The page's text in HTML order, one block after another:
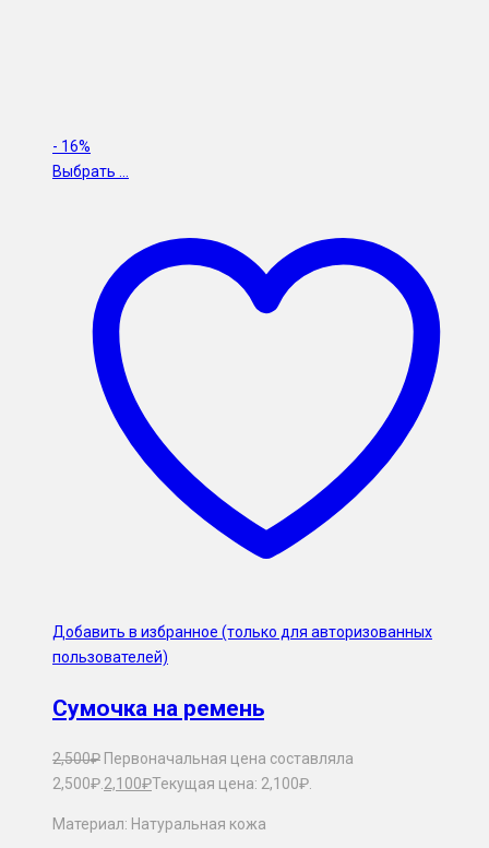
- 16%
Выбрать ...
Добавить в избранное (только для авторизованных
пользователей)
Сумочка на ремень
2,500₽ Первоначальная цена составляла
2,500₽. 2,100₽Текущая цена: 2,100₽.
Материал: Натуральная кожа